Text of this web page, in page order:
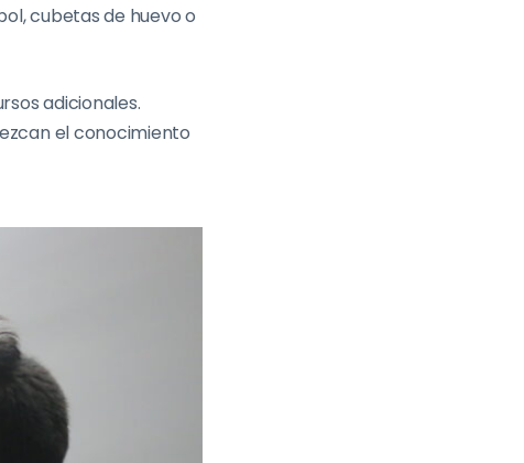
cubetas de huevo o
adicionales.
el conocimiento